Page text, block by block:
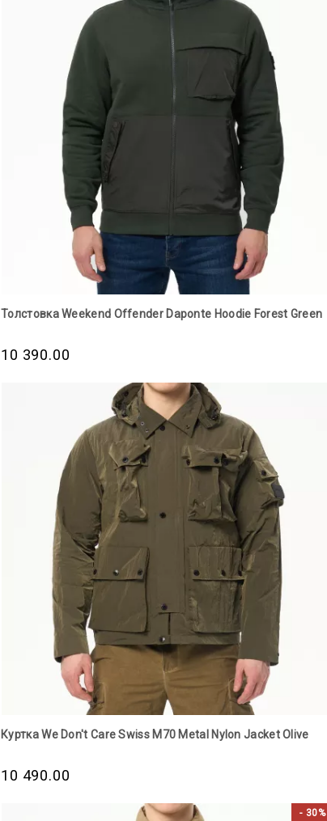
Толстовка Weekend Offender Daponte Hoodie Forest Green
10 390.00
Куртка We Don't Care Swiss M70 Metal Nylon Jacket Olive
10 490.00
- 30%